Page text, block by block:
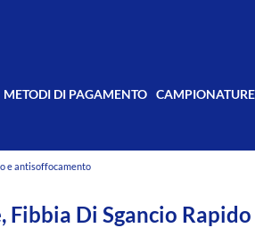
METODI DI PAGAMENTO CAMPIONATURE
e antisoffocamento
Di Sgancio